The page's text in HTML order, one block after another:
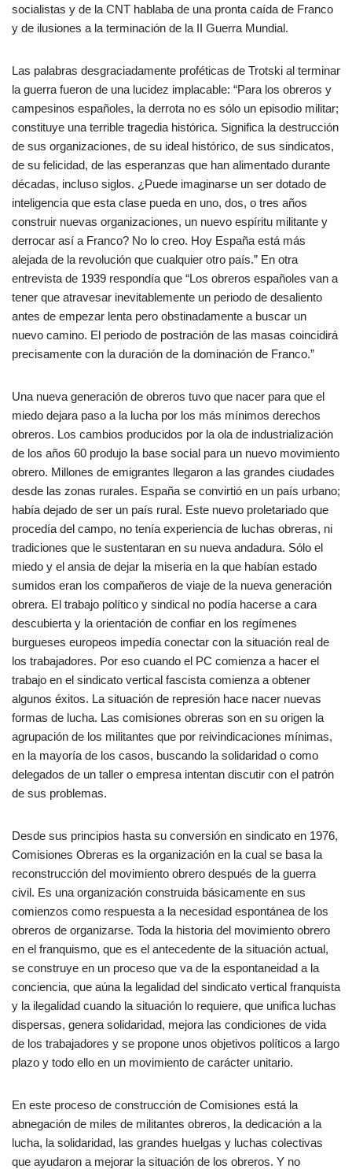
socialistas y de la CNT hablaba de una pronta caída de Franco
y de ilusiones a la terminación de la II Guerra Mundial.
Las palabras desgraciadamente proféticas de Trotski al terminar
la guerra fueron de una lucidez implacable: “Para los obreros y
campesinos españoles, la derrota no es sólo un episodio militar;
constituye una terrible tragedia histórica. Significa la destrucción
de sus organizaciones, de su ideal histórico, de sus sindicatos,
de su felicidad, de las esperanzas que han alimentado durante
décadas, incluso siglos. ¿Puede imaginarse un ser dotado de
inteligencia que esta clase pueda en uno, dos, o tres años
construir nuevas organizaciones, un nuevo espíritu militante y
derrocar así a Franco? No lo creo. Hoy España está más
alejada de la revolución que cualquier otro país.” En otra
entrevista de 1939 respondía que “Los obreros españoles van a
tener que atravesar inevitablemente un periodo de desaliento
antes de empezar lenta pero obstinadamente a buscar un
nuevo camino. El periodo de postración de las masas coincidirá
precisamente con la duración de la dominación de Franco.”
Una nueva generación de obreros tuvo que nacer para que el
miedo dejara paso a la lucha por los más mínimos derechos
obreros. Los cambios producidos por la ola de industrialización
de los años 60 produjo la base social para un nuevo movimiento
obrero. Millones de emigrantes llegaron a las grandes ciudades
desde las zonas rurales. España se convirtió en un país urbano;
había dejado de ser un país rural. Este nuevo proletariado que
procedía del campo, no tenía experiencia de luchas obreras, ni
tradiciones que le sustentaran en su nueva andadura. Sólo el
miedo y el ansia de dejar la miseria en la que habían estado
sumidos eran los compañeros de viaje de la nueva generación
obrera. El trabajo político y sindical no podía hacerse a cara
descubierta y la orientación de confiar en los regímenes
burgueses europeos impedía conectar con la situación real de
los trabajadores. Por eso cuando el PC comienza a hacer el
trabajo en el sindicato vertical fascista comienza a obtener
algunos éxitos. La situación de represión hace nacer nuevas
formas de lucha. Las comisiones obreras son en su origen la
agrupación de los militantes que por reivindicaciones mínimas,
en la mayoría de los casos, buscando la solidaridad o como
delegados de un taller o empresa intentan discutir con el patrón
de sus problemas.
Desde sus principios hasta su conversión en sindicato en 1976,
Comisiones Obreras es la organización en la cual se basa la
reconstrucción del movimiento obrero después de la guerra
civil. Es una organización construida básicamente en sus
comienzos como respuesta a la necesidad espontánea de los
obreros de organizarse. Toda la historia del movimiento obrero
en el franquismo, que es el antecedente de la situación actual,
se construye en un proceso que va de la espontaneidad a la
conciencia, que aúna la legalidad del sindicato vertical franquista
y la ilegalidad cuando la situación lo requiere, que unifica luchas
dispersas, genera solidaridad, mejora las condiciones de vida
de los trabajadores y se propone unos objetivos políticos a largo
plazo y todo ello en un movimiento de carácter unitario.
En este proceso de construcción de Comisiones está la
abnegación de miles de militantes obreros, la dedicación a la
lucha, la solidaridad, las grandes huelgas y luchas colectivas
que ayudaron a mejorar la situación de los obreros. Y no